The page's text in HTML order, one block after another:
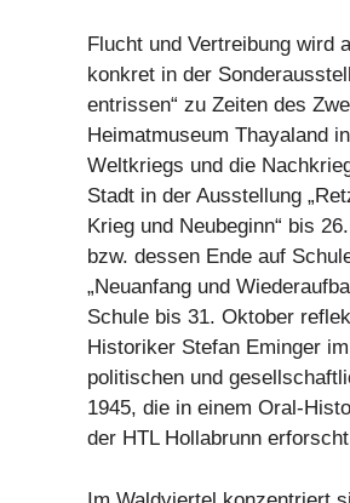
Flucht und Vertreibung wird
konkret in der
entrissen“ zu Zeiten des
Heimatmuseum Thayaland
Weltkriegs und die
Stadt in der Ausstellung
Krieg und Neubeginn“ bis
bzw. dessen Ende auf
„Neuanfang und
Schule bis 31. Oktober
Historiker Stefan Eminger
politischen und
1945, die in einem Oral-
der HTL Hollabrunn